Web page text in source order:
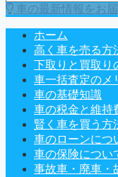
車の最新情報をお
ホーム
高く車を売る方
下取りと買取り
車一括査定のメ
車の基礎知識
車の税金と維持
賢く車を買う方
車のローンにつ
車の保険につい
事故車・廃車・